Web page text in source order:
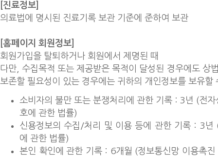
[진료정보]
의료법에 명시된 진료기록 보관 기준에 준하여 보관
[홈페이지 회원정보]
회원가입을 탈퇴하거나 회원에서 제명된 때
다만, 수집목적 또는 제공받은 목적이 달성된 경우에도 상
보존할 필요성이 있는 경우에는 귀하의 개인정보를 보유할
소비자의 불만 또는 분쟁처리에 관한 기록 : 3년 (전
호에 관한 법률)
신용정보의 수집/처리 및 이용 등에 관한 기록 : 3년
에 관한 법률)
본인 확인에 관한 기록 : 6개월 (정보통신망 이용촉